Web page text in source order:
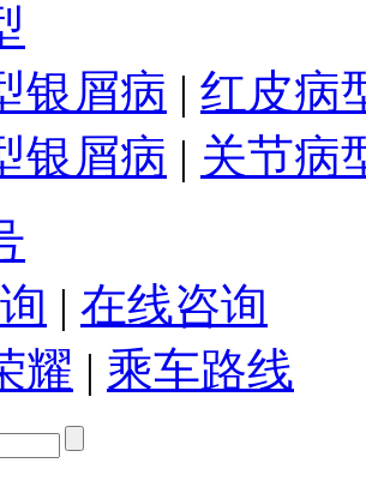
银屑病 | 红皮病
银屑病 | 关节病
| 在线咨询
耀 | 乘车路线